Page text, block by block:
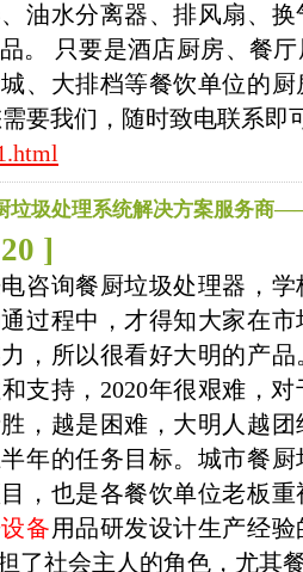
油水分离器、排风扇、
。 只要是酒店厨房、餐
、大排档等餐饮单位的
要我们，随时致电联系即
垃圾处理系统解决方案服务商
]
咨询餐厨垃圾处理器，
过程中，才得知大家在
，所以很看好大明的产
支持，2020年很艰难，
，越是困难，大明人越
年的任务目标。城市餐
，也是各餐饮单位老板
备用品研发设计生产经
了社会主人的角色，尤其